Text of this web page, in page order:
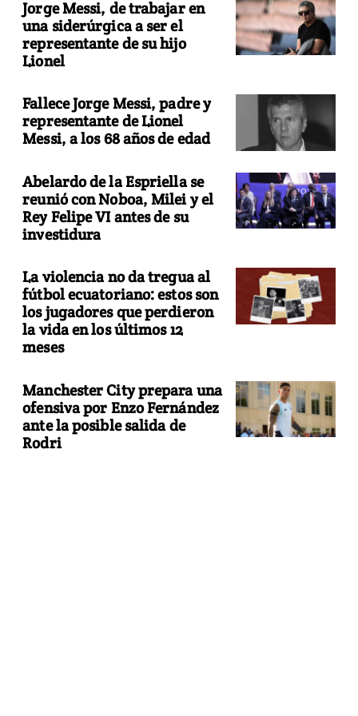
Jorge Messi, de trabajar en
una siderúrgica a ser el
representante de su hijo
Lionel
Fallece Jorge Messi, padre y
representante de Lionel
Messi, a los 68 años de edad
Abelardo de la Espriella se
reunió con Noboa, Milei y el
Rey Felipe VI antes de su
investidura
La violencia no da tregua al
fútbol ecuatoriano: estos son
los jugadores que perdieron
la vida en los últimos 12
meses
Manchester City prepara una
ofensiva por Enzo Fernández
ante la posible salida de
Rodri